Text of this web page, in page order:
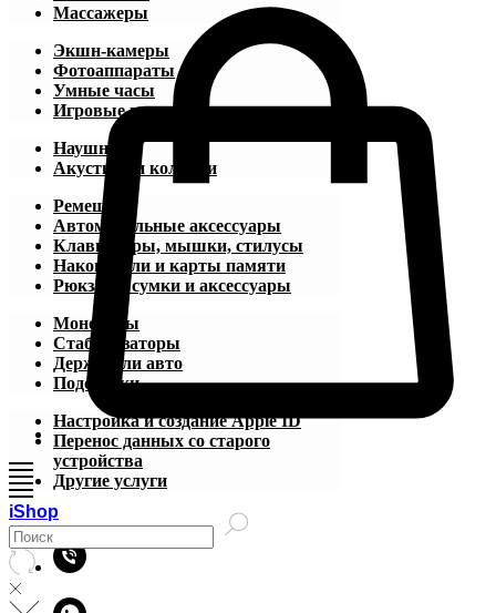
iShop
Массажеры
Экшн-камеры
Фотоаппараты
Умные часы
Игровые приставки
Наушники
Акустика и колонки
Ремешки
Автомобильные аксессуары
Клавиатуры, мышки, стилусы
Накопители и карты памяти
Рюкзаки, сумки и аксессуары
Моноподы
Стабилизаторы
Держатели авто
Подставки
Настройка и создание Apple ID
Перенос данных со старого
устройства
Другие услуги